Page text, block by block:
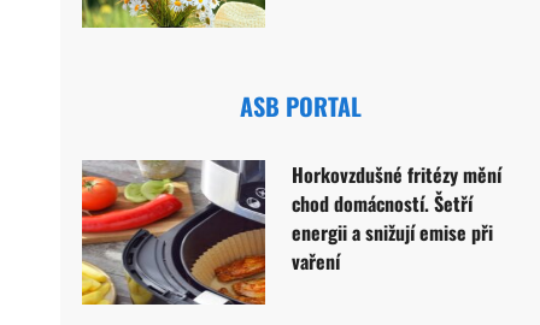
ASB PORTAL
Horkovzdušné fritézy mění
chod domácností. Šetří
energii a snižují emise při
vaření